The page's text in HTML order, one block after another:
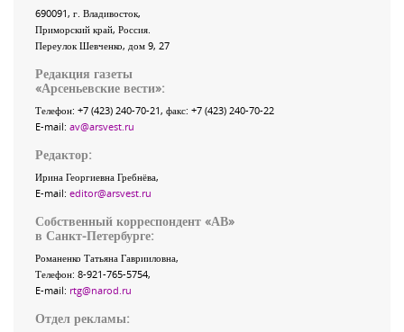
690091, г. Владивосток,
Приморский край, Россия
Переулок Шевченко, дом 9, 27
Редакция газеты
«Арсеньевские вести»:
Телефон: +7 (423) 240-70-21, факс: +7 (423) 240-70-22
E-mail: av@arsvest.ru
Редактор:
Ирина Георгиевна Гребнёва,
E-mail: editor@arsvest.ru
Собственный корреспондент «АВ»
в Санкт-Петербурге:
Романенко Татьяна Гаврииловна,
Телефон: 8-921-765-5754,
E-mail: rtg@narod.ru
Отдел рекламы: